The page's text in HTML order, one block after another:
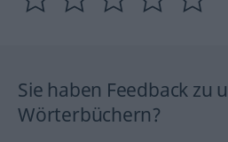
Sie haben Feedback zu
Wörterbüchern?